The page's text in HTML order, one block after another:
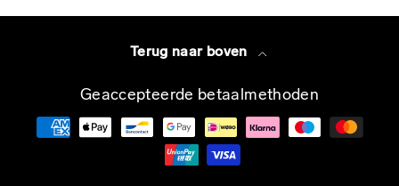
Terug naar boven
Geaccepteerde betaalmethoden